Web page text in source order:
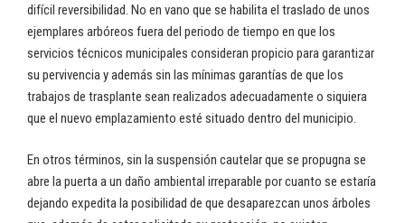
difícil reversibilidad. No en vano que se habilita el traslado de unos
ejemplares arbóreos fuera del periodo de tiempo en que los
servicios técnicos municipales consideran propicio para garantizar
su pervivencia y además sin las mínimas garantías de que los
trabajos de trasplante sean realizados adecuadamente o siquiera
que el nuevo emplazamiento esté situado dentro del municipio.
En otros términos, sin la suspensión cautelar que se propugna se
abre la puerta a un daño ambiental irreparable por cuanto se estaría
dejando expedita la posibilidad de que desaparezcan unos árboles